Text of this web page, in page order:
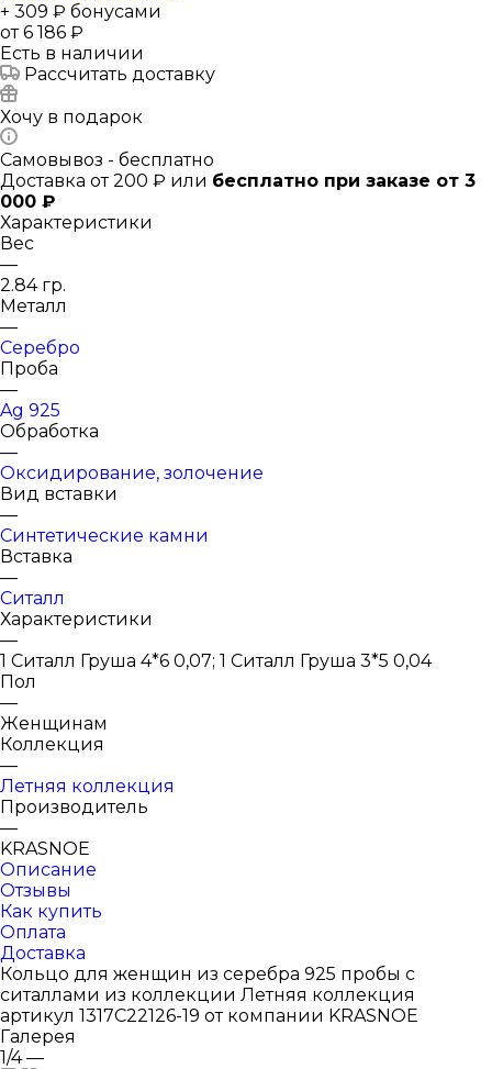
+ 309 ₽ бонусами
от6 186 ₽
Есть в наличии
Рассчитать доставку
Хочу в подарок
Самовывоз - бесплатно
Доставка от 200 ₽ или бесплатно при заказе от 3
000 ₽
Характеристики
Вес
—
2.84 гр.
Металл
—
Серебро
Проба
—
Ag 925
Обработка
—
Оксидирование, золочение
Вид вставки
—
Синтетические камни
Вставка
—
Ситалл
Характеристики
—
1 Ситалл Груша 4*6 0,07; 1 Ситалл Груша 3*5 0,04
Пол
—
Женщинам
Коллекция
—
Летняя коллекция
Производитель
—
KRASNOE
Описание
Отзывы
Как купить
Оплата
Доставка
Кольцо для женщин из серебра 925 пробы с
ситаллами из коллекции Летняя коллекция
артикул 1317С22126-19 от компании KRASNOE
Галерея
1/4 —